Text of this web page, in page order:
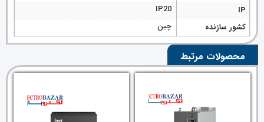
IP
IP20
کشور سازنده
چین
محصولات مرتبط